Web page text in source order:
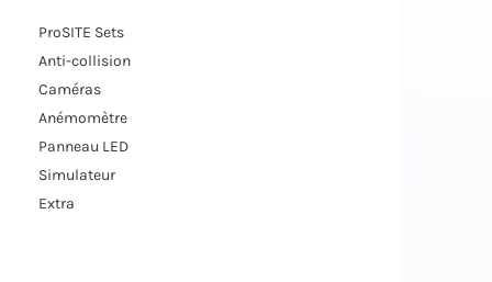
ProSITE Sets
Anti-collision
Caméras
Anémomètre
Panneau LED
Simulateur
Extra